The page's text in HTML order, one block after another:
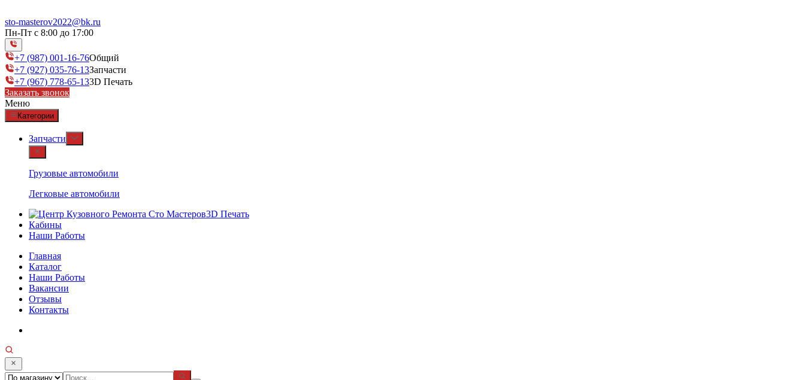
sto-masterov2022@bk.ru
Пн-Пт с 8:00 до 17:00
+7 (987) 001-16-76Общий
+7 (927) 035-76-13Запчасти
+7 (967) 778-65-133D Печать
Заказать звонок
Меню
Категории
Запчасти
Грузовые автомобили
Легковые автомобили
3D Печать
Кабины
Наши Работы
Главная
Каталог
Наши Работы
Вакансии
Отзывы
Контакты